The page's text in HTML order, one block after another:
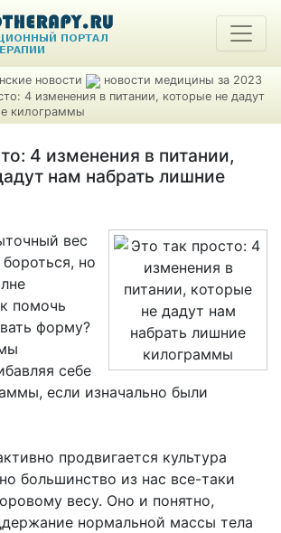
новости
новости медицины за 2023
4 изменения в питании, которые не дадут
килограммы
4 изменения в питании,
нам набрать лишние
вес
но
помочь
форму?
себе
если изначально были
продвигается культура
большинство из нас все-таки
весу. Оно и понятно,
нормальной массы тела